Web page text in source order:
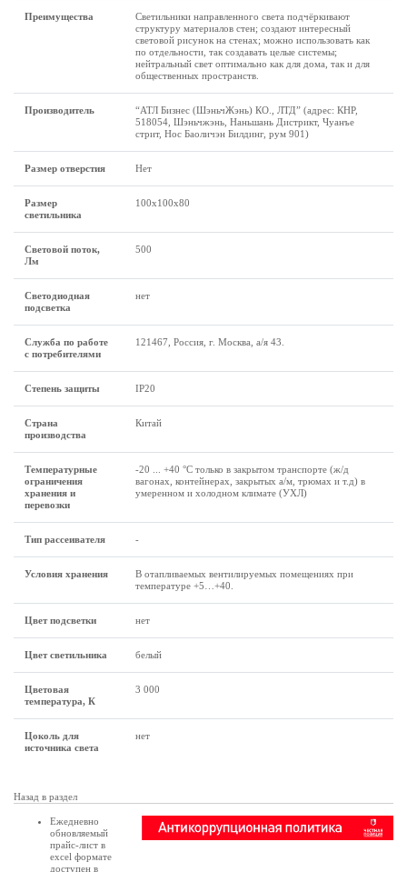
Преимущества
Светильники направленного света подчёркивают
структуру материалов стен; создают интересный
световой рисунок на стенах; можно использовать как
по отдельности, так создавать целые системы;
нейтральный свет оптимально как для дома, так и для
общественных пространств.
Производитель
“АТЛ Бизнес (ШэньчЖэнь) КО., ЛТД” (адрес: КНР,
518054, Шэньчжэнь, Наньшань Дистрикт, Чуанъе
стрит, Нос Баоличэн Билдинг, рум 901)
Размер отверстия Нет
Размер
светильника
100x100x80
Световой поток,
Лм
500
Светодиодная
подсветка
нет
Служба по работе
с потребителями
121467, Россия, г. Москва, а/я 43.
Степень защиты IP20
Страна
производства
Китай
Температурные
ограничения
хранения и
перевозки
-20 ... +40 °C только в закрытом транспорте (ж/д
вагонах, контейнерах, закрытых а/м, трюмах и т.д) в
умеренном и холодном климате (УХЛ)
Тип рассеивателя -
Условия хранения
В отапливаемых вентилируемых помещениях при
температуре +5…+40.
Цвет подсветки нет
Цвет светильника белый
Цветовая
температура, К
3 000
Цоколь для
источника света
нет
Назад в раздел
Ежедневно
обновляемый
прайс-лист в
excel формате
доступен в